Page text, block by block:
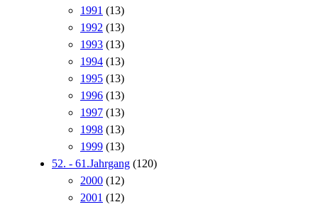
1991 (13)
1992 (13)
1993 (13)
1994 (13)
1995 (13)
1996 (13)
1997 (13)
1998 (13)
1999 (13)
52. - 61.Jahrgang (120)
2000 (12)
2001 (12)